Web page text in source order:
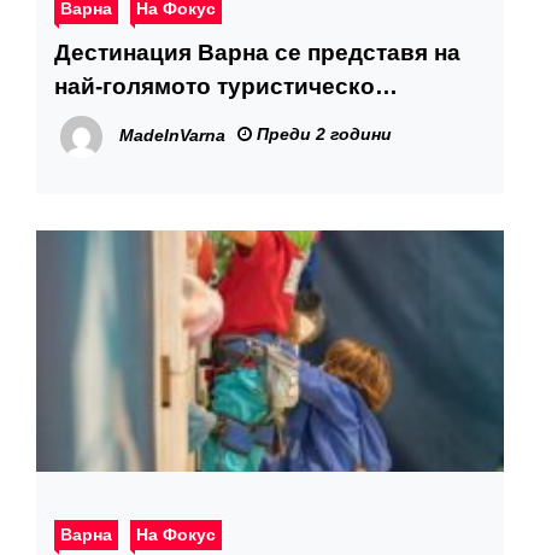
Варна На Фокус
Дестинация Варна се представя на
най-голямото туристическо
изложение в Австрия
MadeInVarna Преди 2 години
Варна На Фокус